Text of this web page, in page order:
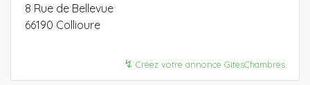
8 Rue de Bellevue
66190 Collioure
↯ Créez votre annonce GitesChambres